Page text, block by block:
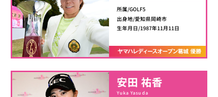
所属/GOLF5
出身地/愛知県岡崎市
生年月日/1987年11月11日
安田 祐香
Yuka Yasuda